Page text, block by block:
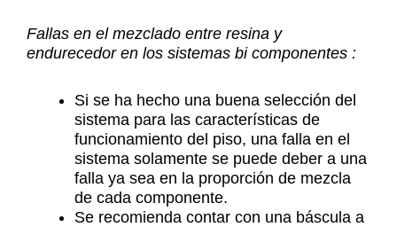
Fallas en el mezclado entre resina y
endurecedor en los sistemas bi componentes :
Si se ha hecho una buena selección del
sistema para las características de
funcionamiento del piso, una falla en el
sistema solamente se puede deber a una
falla ya sea en la proporción de mezcla
de cada componente.
Se recomienda contar con una báscula a